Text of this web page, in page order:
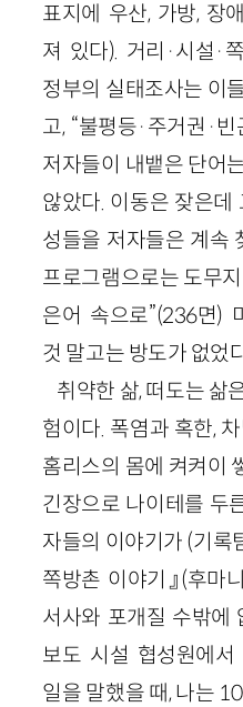
표지에 우산, 가방, 장
져 있다). 거리·시설·
정부의 실태조사는 이
고, “불평등·주거권·
저자들이 내뱉은 단어
않았다. 이동은 잦은데
성들을 저자들은 계속
프로그램으로는 도무
은어 속으로”(236면)
것 말고는 방도가 없었
취약한 삶, 떠도는 삶
험이다. 폭염과 혹한,
홈리스의 몸에 켜켜이
긴장으로 나이테를 두
자들의 이야기가 (기록
쪽방촌 이야기』(후마
서사와 포개질 수밖에
보도 시설 협성원에
일을 말했을 때, 나는